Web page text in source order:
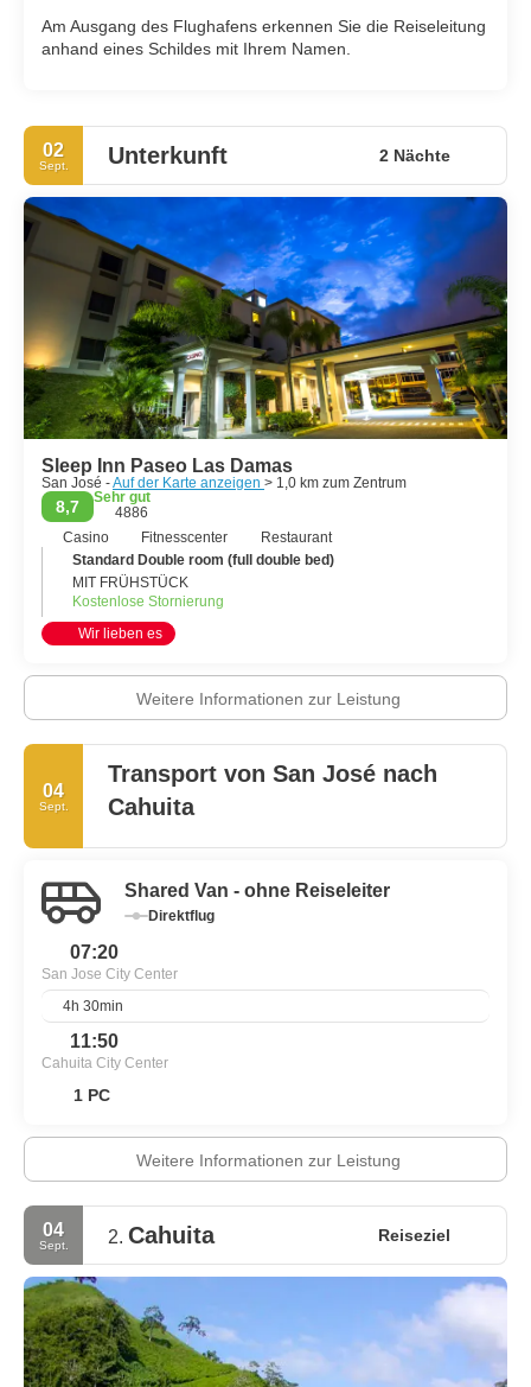
Am Ausgang des Flughafens erkennen Sie die Reiseleitung
anhand eines Schildes mit Ihrem Namen.
02
Sept. Unterkunft 2 Nächte
Sleep Inn Paseo Las Damas
San José -Auf der Karte anzeigen > 1,0 km zum Zentrum
8,7
Sehr gut
4886
Casino
Fitnesscenter
Restaurant
Standard Double room (full double bed)
MIT FRÜHSTÜCK
Kostenlose Stornierung
Wir lieben es
Weitere Informationen zur Leistung
04
Sept.
Transport von San José nach
Cahuita
Shared Van - ohne Reiseleiter
Direktflug
07:20
San Jose City Center
4h 30min
11:50
Cahuita City Center
1 PC
Weitere Informationen zur Leistung
04
Sept. 2. Cahuita Reiseziel